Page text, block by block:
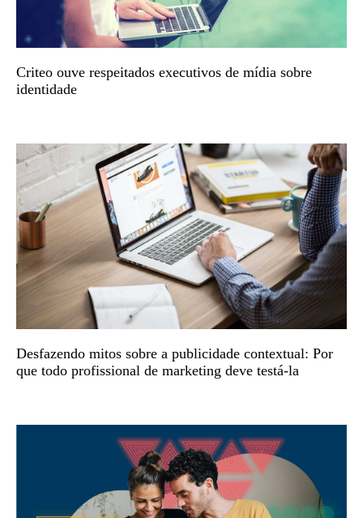
Criteo ouve respeitados executivos de mídia sobre
identidade
Desfazendo mitos sobre a publicidade contextual: Por
que todo profissional de marketing deve testá-la